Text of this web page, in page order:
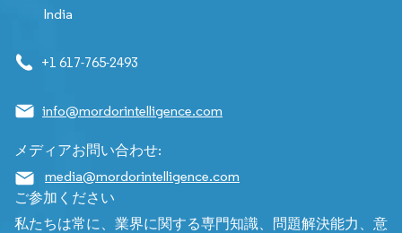
India
+1 617-765-2493
info@mordorintelligence.com
メディアお問い合わせ:
media@mordorintelligence.com
ご参加ください
私たちは常に、業界に関する専門知識、問題解決能力、意